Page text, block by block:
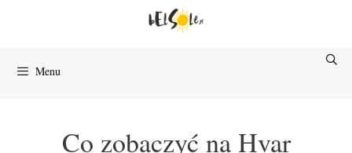
Menu
Co zobaczyć na Hvar